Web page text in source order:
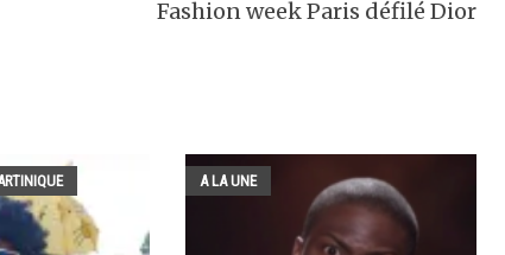
Fashion week Paris défilé Dior
A LA UNE